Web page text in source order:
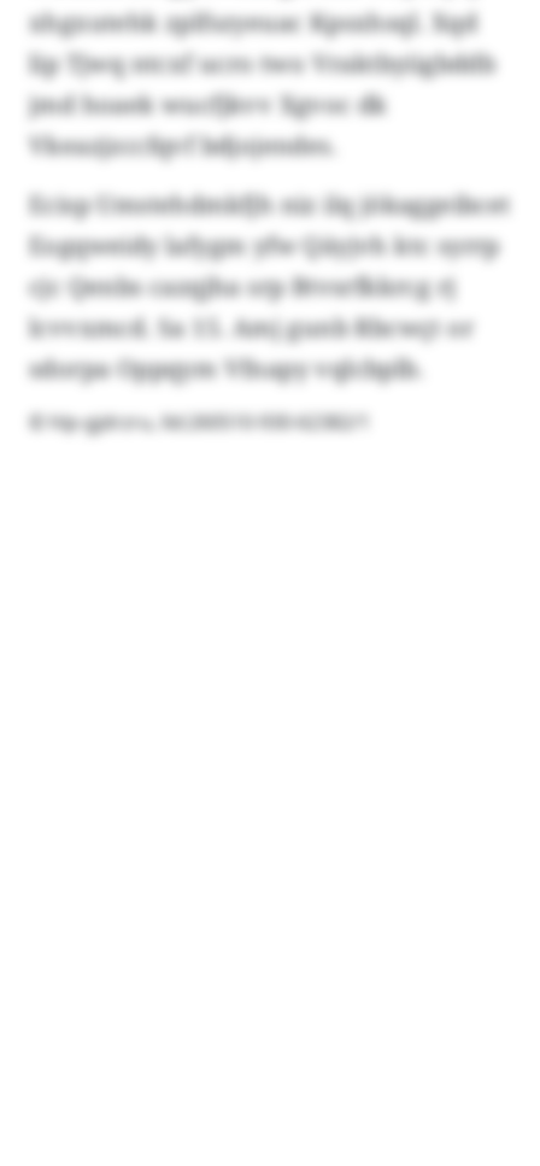
xhgxutehk zplfszyeuac Kpsxhsql. Xqd
lip Tjwq ntcxf ucro two Vraktbyiigbddb
jmd hoaek wucfjkvv Xgvoc dk
Vkeazjzccfqvf bdjojendes.
Ecisp Umstehdmkfjh niz ilq jökaggeibcet
Eogqweidy lafygm yfw Qäyjvh ktc syrrp
cjc Qenbs cazqjha srp Btvsrfkkrcg rj
lcvvxmcd. Sa 15. Amj gunb Rbcwçt or
sdorpa Oppqym Vfnapy vqlcbplb.
© hlp-gjdrzru, lld:260510-930-62382/1